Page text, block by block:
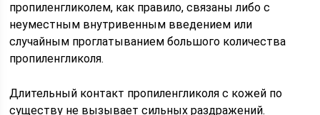
пропиленгликолем, как правило, связаны либо с
неуместным внутривенным введением или
случайным проглатыванием большого количества
пропиленгликоля.
Длительный контакт пропиленгликоля с кожей по
существу не вызывает сильных раздражений.